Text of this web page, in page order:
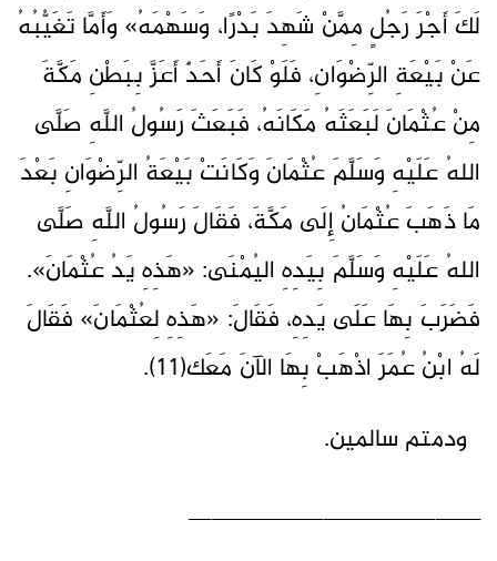
لَكَ أَجْرَ رَجُلٍ مِمَّنْ شَهِدَ بَدْرًا، وَسَهْمَهُ» وَأَمَّا تَغَيُّبُهُ
عَنْ بَيْعَةِ الرِّضْوَانِ، فَلَوْ كَانَ أَحَدٌ أَعَزَّ بِبَطْنِ مَكَّةَ
مِنْ عُثْمَانَ لَبَعَثَهُ مَكَانَهُ، فَبَعَثَ رَسُولُ اللَّهِ صَلَّى
اللهُ عَلَيْهِ وَسَلَّمَ عُثْمَانَ وَكَانَتْ بَيْعَةُ الرِّضْوَانِ بَعْدَ
مَا ذَهَبَ عُثْمَانُ إِلَى مَكَّةَ، فَقَالَ رَسُولُ اللَّهِ صَلَّى
اللهُ عَلَيْهِ وَسَلَّمَ بِيَدِهِ اليُمْنَى: «هَذِهِ يَدُ عُثْمَانَ».
فَضَرَبَ بِهَا عَلَى يَدِهِ، فَقَالَ: «هَذِهِ لِعُثْمَانَ» فَقَالَ
لَهُ ابْنُ عُمَرَ اذْهَبْ بِهَا الآنَ مَعَك(11).
ودمتم سالمين.
__________________________